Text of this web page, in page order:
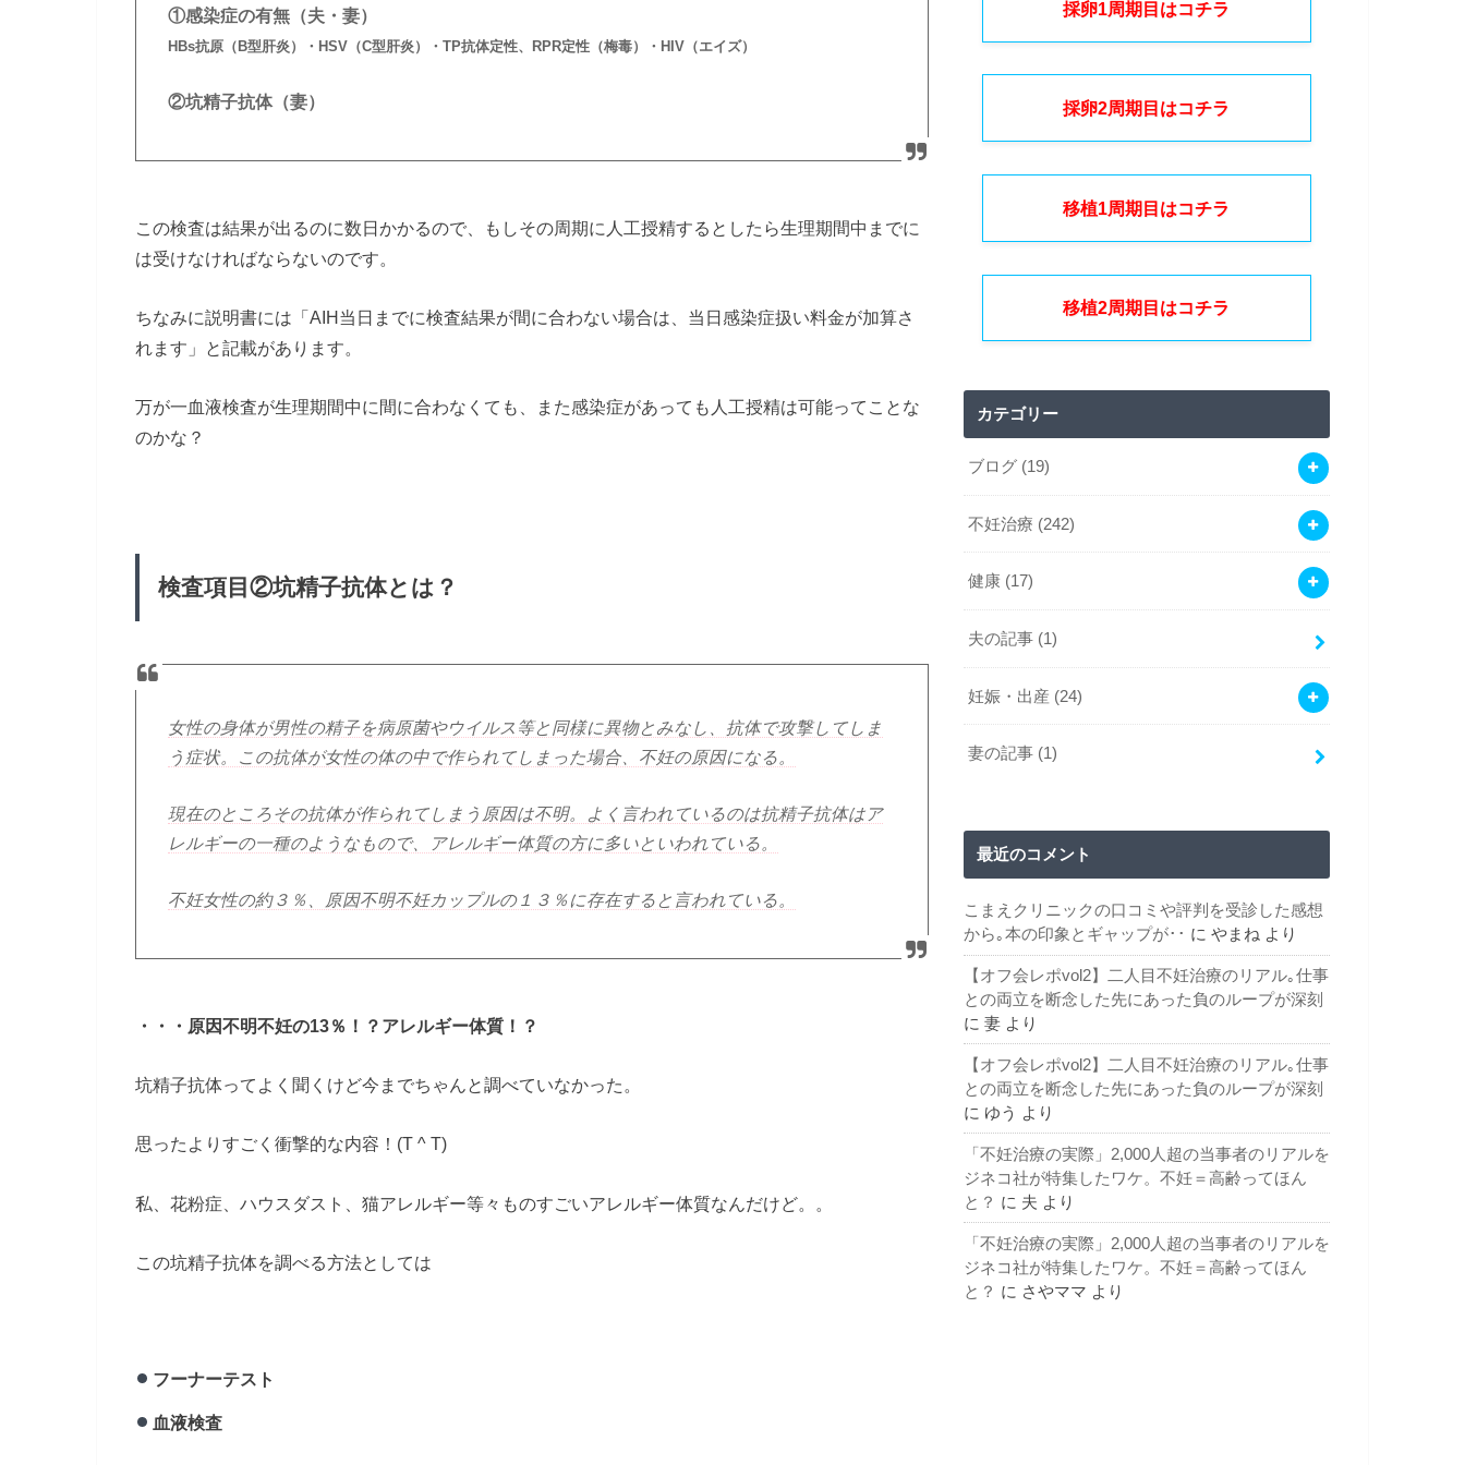
①感染症の有無（夫・妻）
HBs抗原（B型肝炎）・HSV（C型肝炎）・TP抗体定性、RPR定性（梅毒）・HIV（エイズ）
②坑精子抗体（妻）
この検査は結果が出るのに数日かかるので、もしその周期に人工授精するとしたら生理期間中までに
は受けなければならないのです。
ちなみに説明書には「AIH当日までに検査結果が間に合わない場合は、当日感染症扱い料金が加算さ
れます」と記載があります。
万が一血液検査が生理期間中に間に合わなくても、また感染症があっても人工授精は可能ってことな
のかな？
検査項目②坑精子抗体とは？
女性の身体が男性の精子を病原菌やウイルス等と同様に異物とみなし、抗体で攻撃してしま
う症状。この抗体が女性の体の中で作られてしまった場合、不妊の原因になる。
現在のところその抗体が作られてしまう原因は不明。よく言われているのは抗精子抗体はア
レルギーの一種のようなもので、アレルギー体質の方に多いといわれている。
不妊女性の約３％、原因不明不妊カップルの１３％に存在すると言われている。
・・・原因不明不妊の13％！？アレルギー体質！？
坑精子抗体ってよく聞くけど今までちゃんと調べていなかった。
思ったよりすごく衝撃的な内容！(T ^ T)
私、花粉症、ハウスダスト、猫アレルギー等々ものすごいアレルギー体質なんだけど。。
この坑精子抗体を調べる方法としては
フーナーテスト
血液検査
採卵1周期目はコチラ
採卵2周期目はコチラ
移植1周期目はコチラ
移植2周期目はコチラ
カテゴリー
ブログ (19)
不妊治療 (242)
健康 (17)
夫の記事 (1)
妊娠・出産 (24)
妻の記事 (1)
最近のコメント
こまえクリニックの口コミや評判を受診した感想
から｡本の印象とギャップが･･ に やまね より
【オフ会レポvol2】二人目不妊治療のリアル｡仕事
との両立を断念した先にあった負のループが深刻
に 妻 より
【オフ会レポvol2】二人目不妊治療のリアル｡仕事
との両立を断念した先にあった負のループが深刻
に ゆう より
「不妊治療の実際」2,000人超の当事者のリアルを
ジネコ社が特集したワケ。不妊＝高齢ってほん
と？ に 夫 より
「不妊治療の実際」2,000人超の当事者のリアルを
ジネコ社が特集したワケ。不妊＝高齢ってほん
と？ に さやママ より